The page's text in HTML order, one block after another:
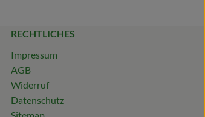
RECHTLICHES
Impressum
AGB
Widerruf
Datenschutz